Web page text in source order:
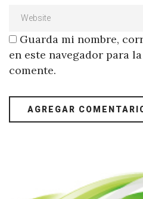
Guarda mi nombre,
en este navegador para
comente.